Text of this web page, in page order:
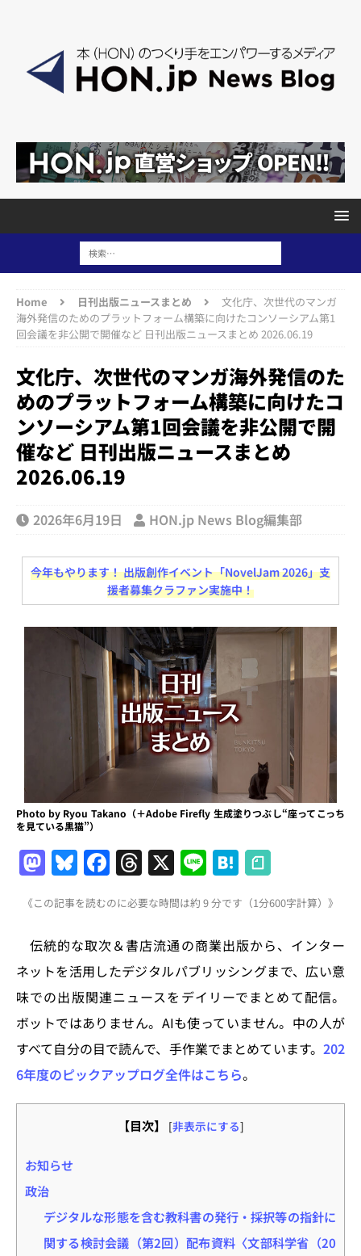
Home 日刊出版ニュースまとめ
文化庁、次世代のマンガ
海外発信のためのプラットフォーム構築に向けたコンソーシアム第1
回会議を非公開で開催など 日刊出版ニュースまとめ 2026.06.19
文化庁、次世代のマンガ海外発信のた
めのプラットフォーム構築に向けたコ
ンソーシアム第1回会議を非公開で開
催など 日刊出版ニュースまとめ
2026.06.19
2026年6月19日 HON.jp News Blog編集部
今年もやります！ 出版創作イベント「NovelJam 2026」支
援者募集クラファン実施中！
Photo by Ryou Takano（＋Adobe Firefly 生成塗りつぶし“座ってこっち
を見ている黒猫”）
M
a
st
o
d
o
n
Bl
u
e
s
k
y
F
a
c
e
b
o
o
k
T
h
re
a
d
s
X Li
n
e
H
at
e
n
a
《この記事を読むのに必要な時間は約 9 分です（1分600字計算）》
伝統的な取次＆書店流通の商業出版から、インター
ネットを活用したデジタルパブリッシングまで、広い意
味での出版関連ニュースをデイリーでまとめて配信。
ボットではありません。AIも使っていません。中の人が
すべて自分の目で読んで、手作業でまとめています。 202
6年度のピックアップログ全件はこちら。
【目次】 [非表示にする]
お知らせ
政治
デジタルな形態を含む教科書の発行・採択等の指針に
関する検討会議（第2回）配布資料〈文部科学省（20